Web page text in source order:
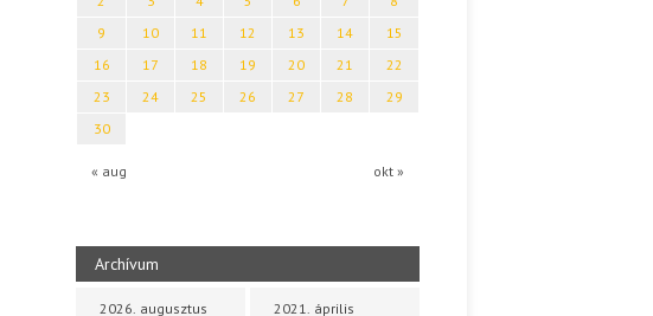
« aug okt »
9
10 11 12 13 14
15
16
17 18 19 20 21
22
23
24 25 26 27 28
29
30
Archívum
2026. augusztus 2021. április